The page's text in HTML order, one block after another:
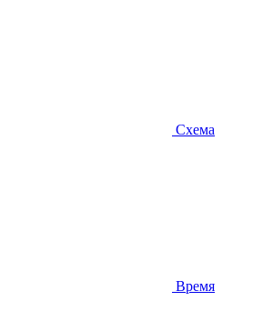
Схема
Время